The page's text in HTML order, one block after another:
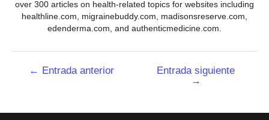
over 300 articles on health-related topics for websites including
healthline.com, migrainebuddy.com, madisonsreserve.com,
edenderma.com, and authenticmedicine.com.
Navegación
← Entrada anterior
Entrada siguiente
→